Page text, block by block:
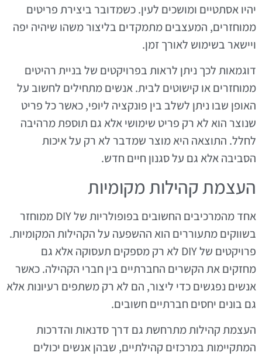
יהיו אסתטיים ומושכים לעין. כשמדובר ביצירת פריטים
ממוחזרים, המעצבים מתמקדים בליצור משהו שיהיה יפה
ויישאר בשימוש לאורך זמן.
דוגמאות לכך ניתן לראות בפרויקטים של בניית רהיטים
ממוחזרים או קישוטים לבית. אנשים מתחילים לחשוב על
האופן שבו ניתן לשלב בין פונקציה ליופי, כאשר כל פריט
שנוצר הוא לא רק פריט שימושי אלא גם תוספת מרהיבה
לחלל. התוצאה היא מוצר שמדבר לא רק על איכות
הסביבה אלא גם על סגנון חיים חדש.
העצמת קהילות מקומיות
אחד מהמרכיבים החשובים בפופולריות של DIY ממוחזר
בשווקים מתעוררים הוא ההשפעה על הקהילות המקומיות.
פרויקטים של DIY לא רק מספקים תעסוקה אלא גם
מחזקים את הקשרים החברתיים בין חברי הקהילה. כאשר
אנשים נפגשים כדי ליצור, הם לא רק משתפים רעיונות אלא
גם בונים יחסים חברתיים חשובים.
העצמת קהילות מתרחשת גם דרך סדנאות והדרכות
המתקיימות במרכזים קהילתיים, שבהן אנשים יכולים